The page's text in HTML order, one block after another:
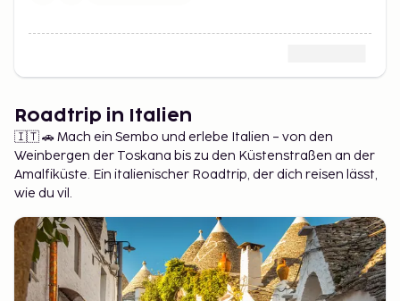
Roadtrip in Italien
🇮🇹 🚗 Mach ein Sembo und erlebe Italien – von den
Weinbergen der Toskana bis zu den Küstenstraßen an der
Amalfiküste. Ein italienischer Roadtrip, der dich reisen lässt,
wie du vil.